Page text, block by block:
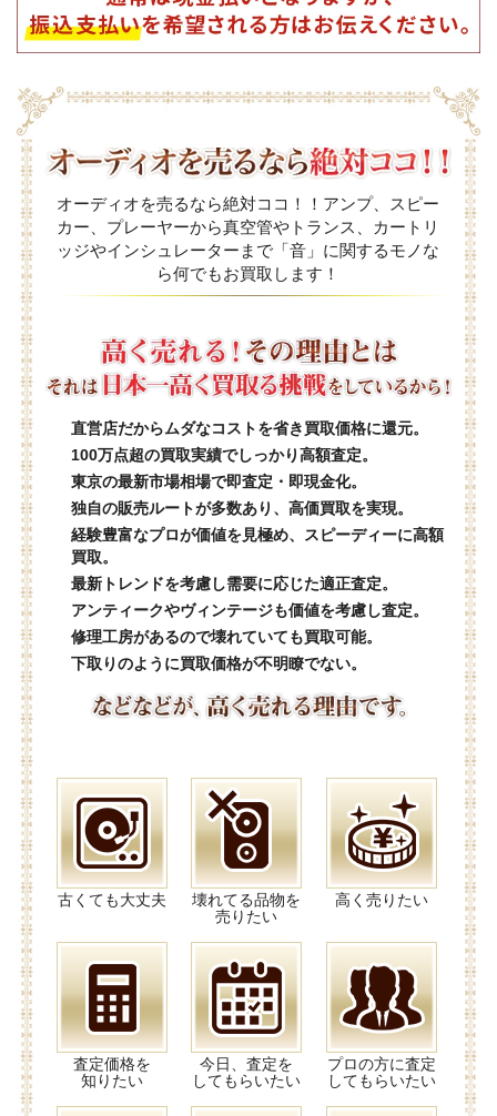
オーディオを売るなら絶対ココ！！アンプ、スピー
カー、プレーヤーから真空管やトランス、カートリ
ッジやインシュレーターまで「音」に関するモノな
ら何でもお買取します！
直営店だからムダなコストを省き買取価格に還元。
100万点超の買取実績でしっかり高額査定。
東京の最新市場相場で即査定・即現金化。
独自の販売ルートが多数あり、高価買取を実現。
経験豊富なプロが価値を見極め、スピーディーに高額
買取。
最新トレンドを考慮し需要に応じた適正査定。
アンティークやヴィンテージも価値を考慮し査定。
修理工房があるので壊れていても買取可能。
下取りのように買取価格が不明瞭でない。
古くても大丈夫
壊れてる品物を
売りたい
高く売りたい
査定価格を
知りたい
今日、査定を
してもらいたい
プロの方に査定
してもらいたい